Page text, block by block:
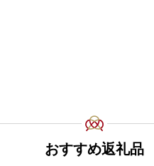
おすすめ返礼品